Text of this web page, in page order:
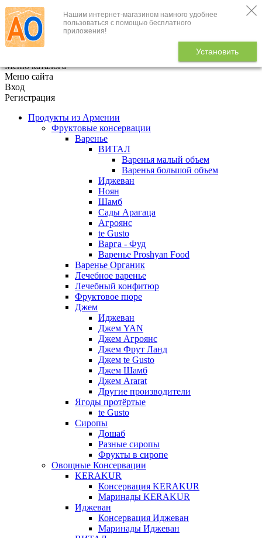
Нашим интернет-магазином намного удобнее
пользоваться с помощью бесплатного
приложения!
Установить
+7 (495) 646-888-1
В корзине
Меню каталога
Меню сайта
Вход
Регистрация
Продукты из Армении
Фруктовые консервации
Варенье
ВИТАЛ
Варенья малый объем
Варенья большой объем
Иджеван
Ноян
Шамб
Сады Арагаца
Агроянс
te Gusto
Варга - Фуд
Варенье Proshyan Food
Варенье Органик
Лечебное варенье
Лечебный конфитюр
Фруктовое пюре
Джем
Иджеван
Джем YAN
Джем Агроянс
Джем Фрут Ланд
Джем te Gusto
Джем Шамб
Джем Ararat
Другие производители
Ягоды протёртые
te Gusto
Сиропы
Дошаб
Разные сиропы
Фрукты в сиропе
Овощные Консервации
KERAKUR
Консервация KERAKUR
Маринады KERAKUR
Иджеван
Консервация Иджеван
Маринады Иджеван